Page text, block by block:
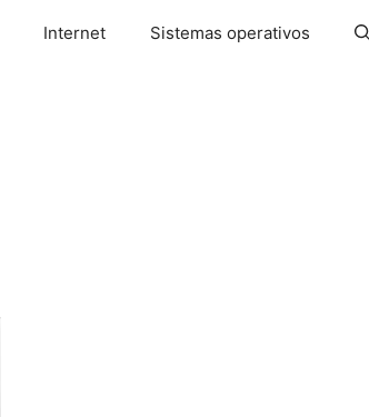
Internet Sistemas operativos